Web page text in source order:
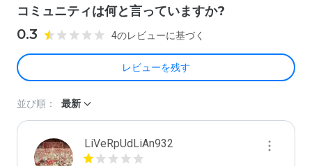
コミュニティは何と言っていますか?
0.3 4のレビューに基づく
レビューを残す
並び順： 最新
LiVeRpUdLiAn932